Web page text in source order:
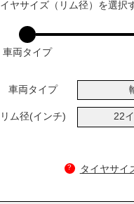
ヤサイズ（リム径）を選択
車両タイプ
車両タイプ
リム径(インチ) 22
? タイヤサイ